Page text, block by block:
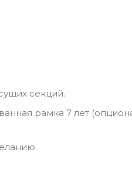
секций.
рамка 7 лет